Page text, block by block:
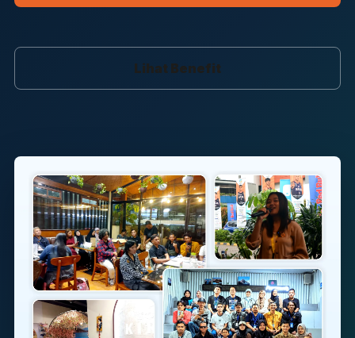
Lihat Benefit